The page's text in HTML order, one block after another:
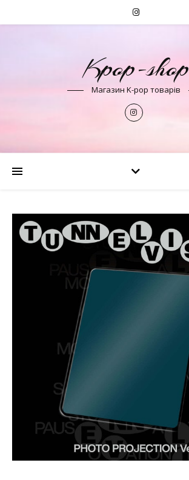
Kpop-shop
Магазин K-pop товарів